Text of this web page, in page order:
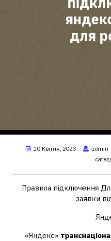
для
10 Квітня, 2023 admin
Правила підключення
заявки
«Яндекс»